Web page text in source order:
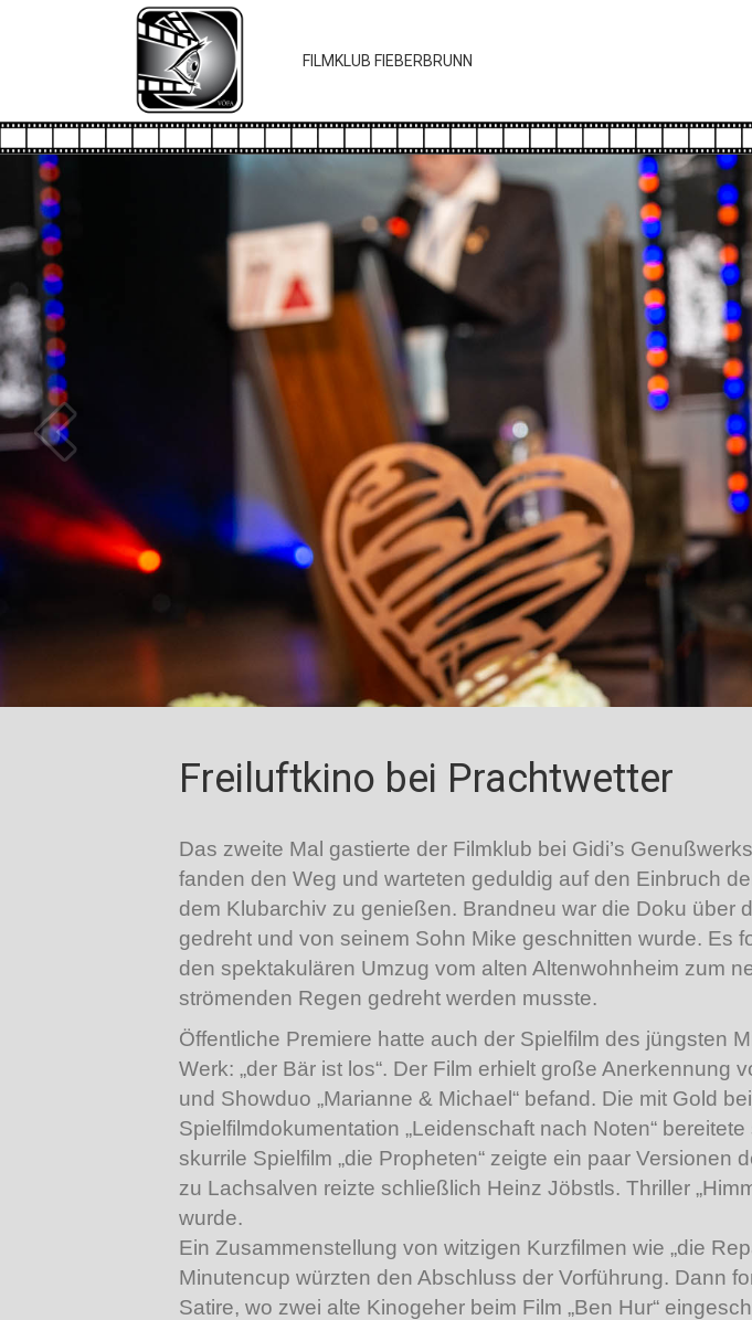
FILMKLUB FIEBERBRUNN
Freiluftkino bei Prachtwetter
Das zweite Mal gastierte der Filmklub bei Gidi’s
fanden den Weg und warteten geduldig auf den Einbruch
dem Klubarchiv zu genießen. Brandneu war die Doku über
gedreht und von seinem Sohn Mike geschnitten wurde. Es
den spektakulären Umzug vom alten Altenwohnheim zum
strömenden Regen gedreht werden musste.
Öffentliche Premiere hatte auch der Spielfilm des jüngsten
Werk: „der Bär ist los“. Der Film erhielt große
und Showduo „Marianne & Michael“ befand. Die mit Gold
Spielfilmdokumentation „Leidenschaft nach Noten“
skurrile Spielfilm „die Propheten“ zeigte ein paar Versionen
zu Lachsalven reizte schließlich Heinz Jöbstls. Thriller
wurde.
Ein Zusammenstellung von witzigen Kurzfilmen wie „die
Minutencup würzten den Abschluss der Vorführung. Dann
Satire, wo zwei alte Kinogeher beim Film „Ben Hur“